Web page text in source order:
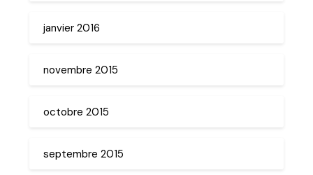
janvier 2016
novembre 2015
octobre 2015
septembre 2015